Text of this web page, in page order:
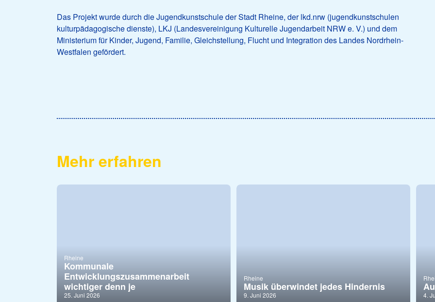
Das Projekt wurde durch die Jugendkunstschule der Stadt Rheine, der lkd.nrw (jugendkunstschulen
kulturpädagogische dienste), LKJ (Landesvereinigung Kulturelle Jugendarbeit NRW e. V.) und dem
Ministerium für Kinder, Jugend, Familie, Gleichstellung, Flucht und Integration des Landes Nordrhein-
Westfalen gefördert.
Mehr erfahren
Rheine
Kommunale
Entwicklungszusammenarbeit
wichtiger denn je
25. Juni 2026
Rheine
Musik überwindet jedes Hindernis
9. Juni 2026 4.